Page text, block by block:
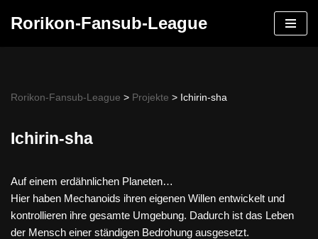
Rorikon-Fansub-League
Rorikon-Fansub-League > Projekte > Ichirin-sha
Ichirin-sha
Auf einem erdähnlichen Planeten…
Hier haben Mechanoids ihren eigenen Willen entwickelt und
kontrollieren ihre gesamte Umgebung. Dadurch ist das Leben
der Mensch einer ständigen Bedrohung ausgesetzt.